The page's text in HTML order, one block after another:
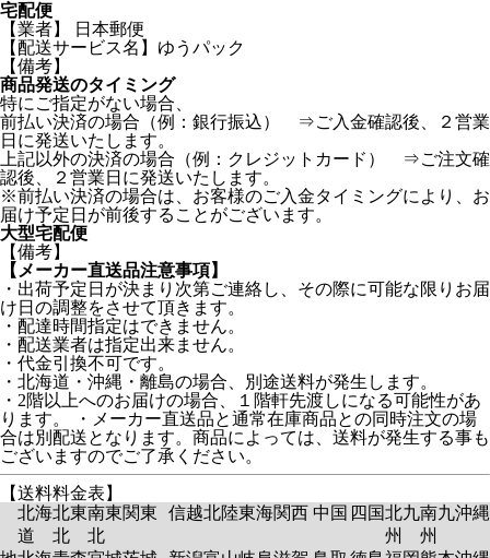
宅配便
【業者】 日本郵便
【配送サービス名】ゆうパック
【備考】
商品発送のタイミング
特にご指定がない場合、
前払い決済の場合（例：銀行振込） ⇒ご入金確認後、２営業
日に発送いたします。
上記以外の決済の場合（例：クレジットカード） ⇒ご注文確
認後、２営業日に発送いたします。
※前払い決済の場合は、お客様のご入金タイミングにより、お
届け予定日が前後することがございます。
大型宅配便
【備考】
【メーカー直送品注意事項】
・出荷予定日が決まり次第ご連絡し、その際に可能な限りお届
け日の調整をさせて頂きます。
・配達時間指定はできません。
・配送業者は指定出来ません。
・代金引換不可です。
・北海道・沖縄・離島の場合、別途送料が発生します。
・2階以上へのお届けの場合、１階軒先渡しになる可能性があ
ります。 ・メーカー直送品と通常在庫商品との同時注文の場
合は別配送となります。商品によっては、送料が発生する事も
ございますのでご了承ください。
【送料料金表】
北海
道
北東
北
南東
北
関東 信越北陸東海関西 中国 四国北九
州
南九
州
沖縄